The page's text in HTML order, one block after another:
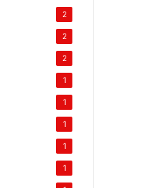
2
2
2
1
1
1
1
1